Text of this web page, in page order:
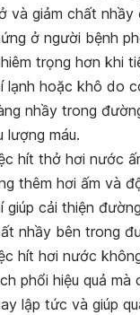
và giảm chất nhầy
ở người bệnh
trọng hơn khi
lạnh hoặc khô do
nhầy trong
lượng máu.
hít thở hơi nước
thêm hơi ấm và
giúp cải thiện
nhầy bên trong
hít hơi nước
phổi hiệu quả mà
lập tức và giúp